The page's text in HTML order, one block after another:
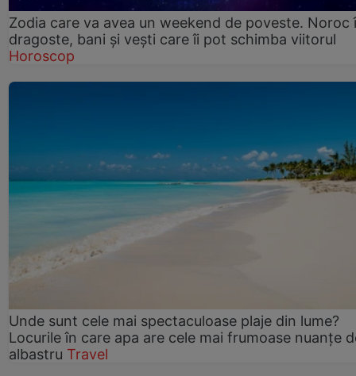
Zodia care va avea un weekend de poveste. Noroc
dragoste, bani și vești care îi pot schimba viitorul
Horoscop
Unde sunt cele mai spectaculoase plaje din lume?
Locurile în care apa are cele mai frumoase nuanțe
albastru Travel